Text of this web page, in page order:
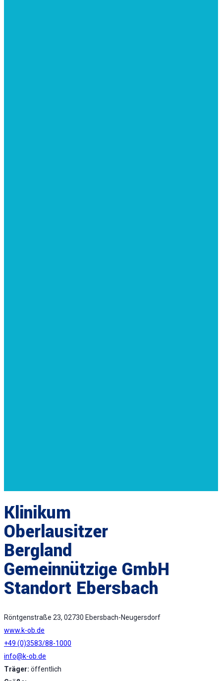
Klinikum
Oberlausitzer
Bergland
Gemeinnützige GmbH
Standort Ebersbach
Röntgenstraße 23, 02730 Ebersbach-Neugersdorf
www.k-ob.de
+49 (0)3583/88-1000
info@k-ob.de
Träger: öffentlich